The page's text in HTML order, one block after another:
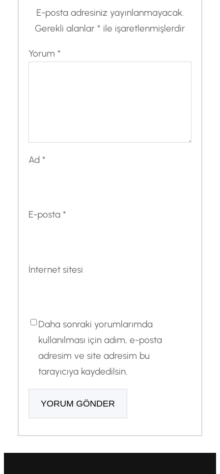
E-posta adresiniz yayınlanmayacak.
Gerekli alanlar * ile işaretlenmişlerdir
Yorum *
Ad *
E-posta *
İnternet sitesi
Daha sonraki yorumlarımda
kullanılması için adım, e-posta
adresim ve site adresim bu
tarayıcıya kaydedilsin.